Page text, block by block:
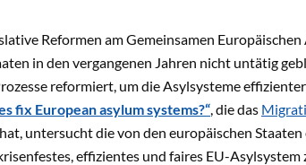
Reformen am Gemeinsamen
in den vergangenen Jahren nicht untätig
reformiert, um die Asylsysteme
fix European asylum systems?“, die das
untersucht die von den europäischen
effizientes und faires EU-Asylsystem